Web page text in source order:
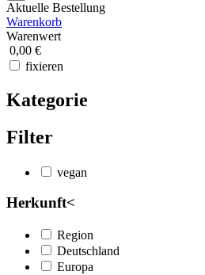
Aktuelle Bestellung
Warenkorb
Warenwert
0,00 €
fixieren
Kategorie
Filter
vegan
Herkunft<
Region
Deutschland
Europa